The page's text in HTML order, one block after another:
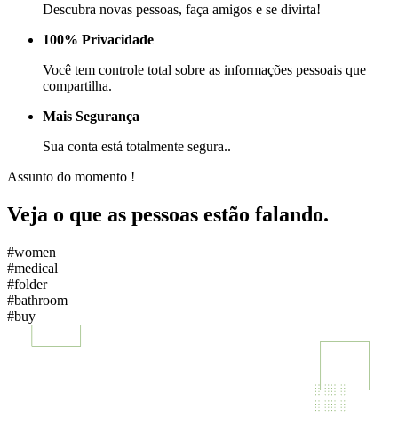
Descubra novas pessoas, faça amigos e se divirta!
100% Privacidade
Você tem controle total sobre as informações pessoais que
compartilha.
Mais Segurança
Sua conta está totalmente segura..
Assunto do momento !
Veja o que as pessoas estão falando.
#women
#medical
#folder
#bathroom
#buy